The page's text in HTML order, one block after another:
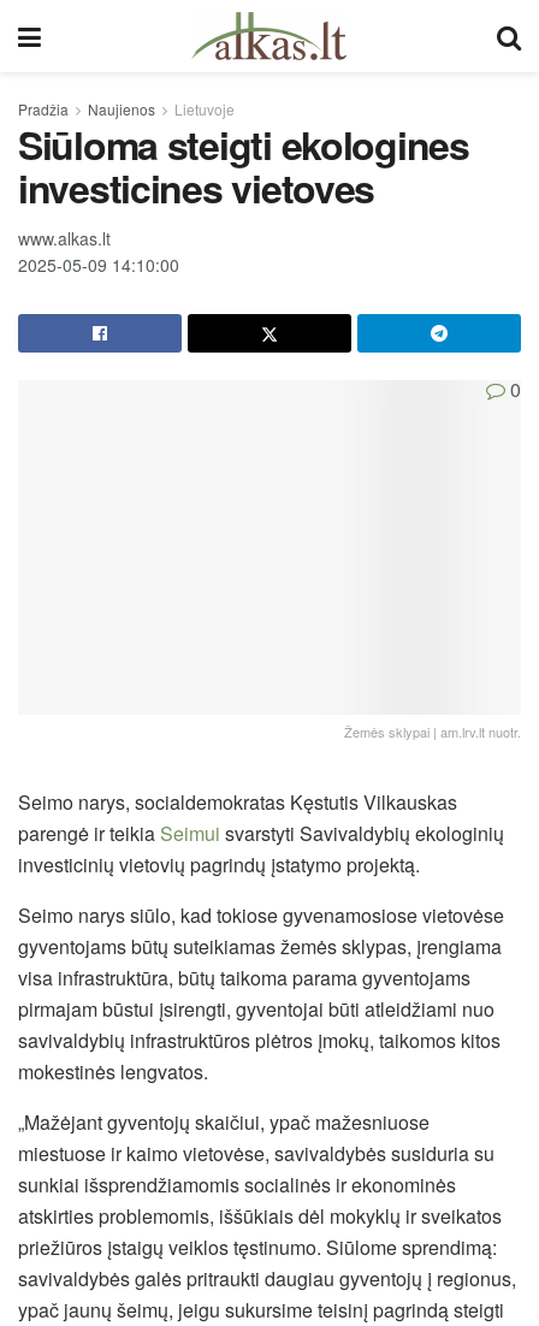
Pradžia Naujienos Lietuvoje
Siūloma steigti ekologines
investicines vietoves
www.alkas.lt
2025-05-09 14:10:00
0
Žemės sklypai | am.lrv.lt nuotr.
Seimo narys, socialdemokratas Kęstutis Vilkauskas
parengė ir teikia Seimui svarstyti Savivaldybių ekologinių
investicinių vietovių pagrindų įstatymo projektą.
Seimo narys siūlo, kad tokiose gyvenamosiose vietovėse
gyventojams būtų suteikiamas žemės sklypas, įrengiama
visa infrastruktūra, būtų taikoma parama gyventojams
pirmajam būstui įsirengti, gyventojai būti atleidžiami nuo
savivaldybių infrastruktūros plėtros įmokų, taikomos kitos
mokestinės lengvatos.
„Mažėjant gyventojų skaičiui, ypač mažesniuose
miestuose ir kaimo vietovėse, savivaldybės susiduria su
sunkiai išsprendžiamomis socialinės ir ekonominės
atskirties problemomis, iššūkiais dėl mokyklų ir sveikatos
priežiūros įstaigų veiklos tęstinumo. Siūlome sprendimą:
savivaldybės galės pritraukti daugiau gyventojų į regionus,
ypač jaunų šeimų, jeigu sukursime teisinį pagrindą steigti